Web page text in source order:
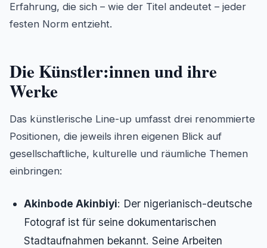
Erfahrung, die sich – wie der Titel andeutet – jeder
festen Norm entzieht.
Die Künstler:innen und ihre
Werke
Das künstlerische Line-up umfasst drei renommierte
Positionen, die jeweils ihren eigenen Blick auf
gesellschaftliche, kulturelle und räumliche Themen
einbringen:
Akinbode Akinbiyi: Der nigerianisch-deutsche
Fotograf ist für seine dokumentarischen
Stadtaufnahmen bekannt. Seine Arbeiten